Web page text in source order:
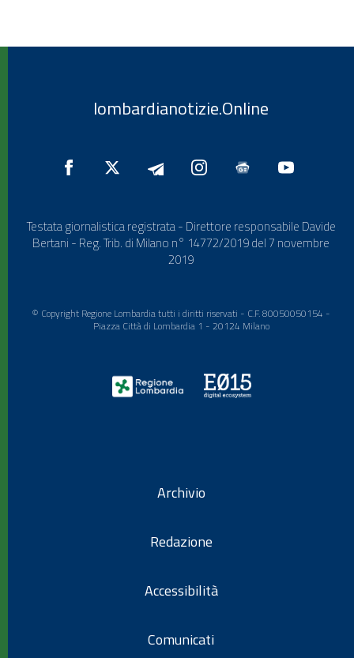
lombardianotizie.Online
Testata giornalistica registrata - Direttore responsabile Davide
Bertani - Reg. Trib. di Milano n° 14772/2019 del 7 novembre
2019
© Copyright Regione Lombardia tutti i diritti riservati - C.F. 80050050154 -
Piazza Città di Lombardia 1 - 20124 Milano
Archivio
Redazione
Accessibilità
Comunicati